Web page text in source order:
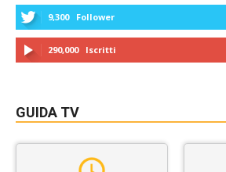
9,300 Follower
290,000 Iscritti
GUIDA TV